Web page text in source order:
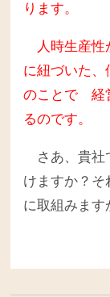
ります。
人時生産
に紐づいた、
のことで 経
るのです。
さあ、貴
けますか？
に取組みます